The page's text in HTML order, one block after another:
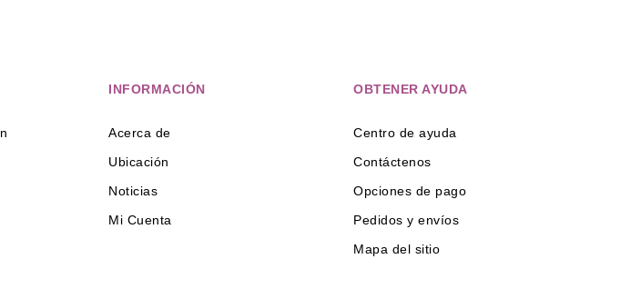
INFORMACIÓN
Acerca de
Ubicación
Noticias
Mi Cuenta
OBTENER AYUDA
Centro de ayuda
Contáctenos
Opciones de pago
Pedidos y envíos
Mapa del sitio